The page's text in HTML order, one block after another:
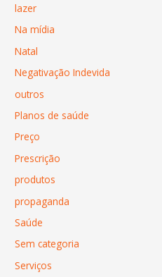
lazer
Na mídia
Natal
Negativação Indevida
outros
Planos de saúde
Preço
Prescrição
produtos
propaganda
Saúde
Sem categoria
Serviços